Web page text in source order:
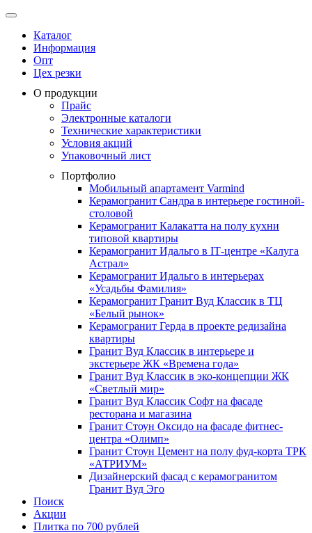
Каталог
Информация
Опт
Цех резки
О продукции
Прайс
Электронные каталоги
Технические характеристики
Условия акций
Упаковочный лист
Портфолио
Мобильный апартамент Varmind
Керамогранит Сандра в интерьере гостиной-
столовой
Керамогранит Калакатта на полу кухни
типовой квартиры
Керамогранит Идальго в IТ-центре «Калуга
Астрал»
Керамогранит Идальго в интерьерах
«Усадьбы Фамилия»
Керамогранит Гранит Вуд Классик в ТЦ
«Белый рынок»
Керамогранит Герда в проекте редизайна
квартиры
Гранит Вуд Классик в интерьере и
экстерьере ЖК «Времена года»
Гранит Вуд Классик в эко-концепции ЖК
«Светлый мир»
Гранит Вуд Классик Софт на фасаде
ресторана и магазина
Гранит Стоун Оксидо на фасаде фитнес-
центра «Олимп»
Гранит Стоун Цемент на полу фуд-корта ТРК
«АТРИУМ»
Дизайнер­ский фасад с керамогранитом
Гранит Вуд Эго
Поиск
Акции
Плитка по 700 рублей